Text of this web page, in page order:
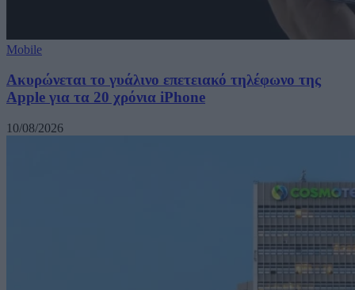
Mobile
Ακυρώνεται το γυάλινο επετειακό τηλέφωνο της
Apple για τα 20 χρόνια iPhone
10/08/2026